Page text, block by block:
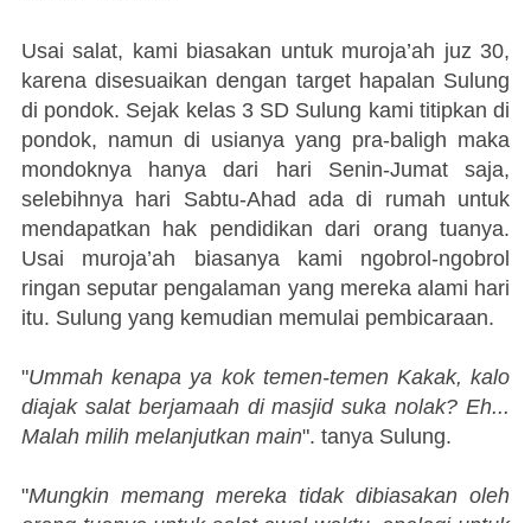
Usai salat, kami biasakan untuk muroja’ah juz 30,
karena disesuaikan dengan target hapalan Sulung
di pondok. Sejak kelas 3 SD Sulung kami titipkan di
pondok, namun di usianya yang pra-baligh maka
mondoknya hanya dari hari Senin-Jumat saja,
selebihnya hari Sabtu-Ahad ada di rumah untuk
mendapatkan hak pendidikan dari orang tuanya.
Usai muroja’ah biasanya kami ngobrol-ngobrol
ringan seputar pengalaman yang mereka alami hari
itu. Sulung yang kemudian memulai pembicaraan.
"Ummah kenapa ya kok temen-temen Kakak, kalo
diajak salat berjamaah di masjid suka nolak? Eh...
Malah milih melanjutkan main". tanya Sulung.
"Mungkin memang mereka tidak dibiasakan oleh